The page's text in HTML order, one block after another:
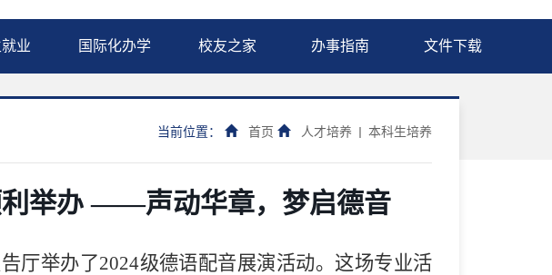
业 国际化办学 校友之家 办事指南 文件下载
当前位置： 首页 人才培养 本科生培养
利举办 ——声动华章，梦启德音
厅举办了2024级德语配音展演活动。这场专业活